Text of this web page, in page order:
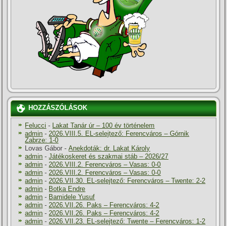
HOZZÁSZÓLÁSOK
Felucci -
Lakat Tanár úr – 100 év történelem
admin - 2026.VIII.5. EL-selejtező: Ferencváros – Górnik
Zabrze: 1-0
Lovas Gábor -Anekdoták: dr. Lakat Károly
admin -Játékoskeret és szakmai stáb – 2026/27
admin - 2026.VIII.2. Ferencváros – Vasas: 0-0
admin - 2026.VIII.2. Ferencváros – Vasas: 0-0
admin - 2026.VII.30. EL-selejtező: Ferencváros – Twente: 2-2
admin - Botka Endre
admin - Bamidele Yusuf
admin - 2026.VII.26. Paks – Ferencváros: 4-2
admin - 2026.VII.26. Paks – Ferencváros: 4-2
admin - 2026.VII.23. EL-selejtező: Twente – Ferencváros: 1-2